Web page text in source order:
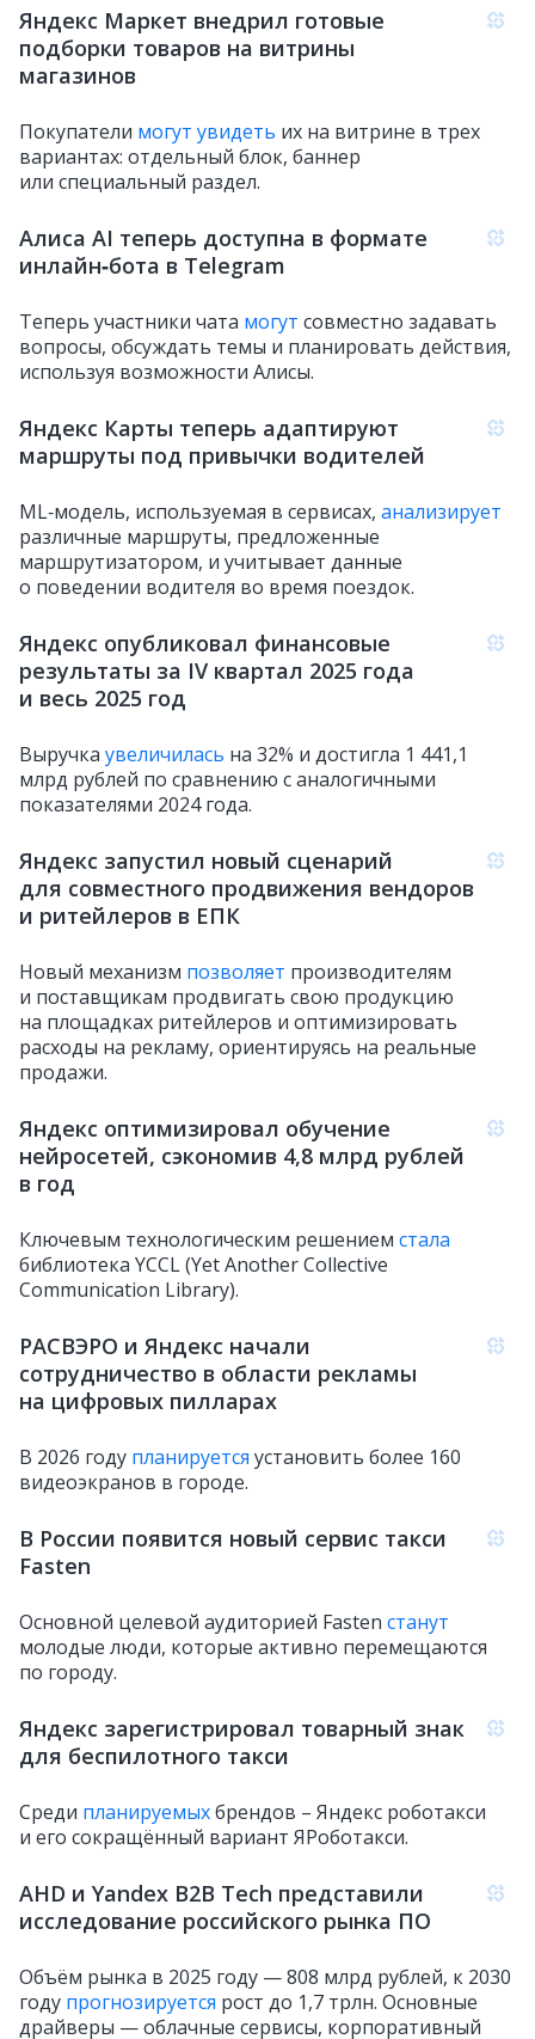
Яндекс Маркет внедрил готовые
подборки товаров на витрины
магазинов
Покупатели могут увидеть их на витрине в трех
вариантах: отдельный блок, баннер
или специальный раздел.
Алиса AI теперь доступна в формате
инлайн‑бота в Telegram
Теперь участники чата могут совместно задавать
вопросы, обсуждать темы и планировать действия,
используя возможности Алисы.
Яндекс Карты теперь адаптируют
маршруты под привычки водителей
ML‑модель, используемая в сервисах, анализирует
различные маршруты, предложенные
маршрутизатором, и учитывает данные
о поведении водителя во время поездок.
Яндекс опубликовал финансовые
результаты за IV квартал 2025 года
и весь 2025 год
Выручка увеличилась на 32% и достигла 1 441,1
млрд рублей по сравнению с аналогичными
показателями 2024 года.
Яндекс запустил новый сценарий
для совместного продвижения вендоров
и ритейлеров в ЕПК
Новый механизм позволяет производителям
и поставщикам продвигать свою продукцию
на площадках ритейлеров и оптимизировать
расходы на рекламу, ориентируясь на реальные
продажи.
Яндекс оптимизировал обучение
нейросетей, сэкономив 4,8 млрд рублей
в год
Ключевым технологическим решением стала
библиотека YCCL (Yet Another Collective
Communication Library).
РАСВЭРО и Яндекс начали
сотрудничество в области рекламы
на цифровых пилларах
В 2026 году планируется установить более 160
видеоэкранов в городе.
В России появится новый сервис такси
Fasten
Основной целевой аудиторией Fasten станут
молодые люди, которые активно перемещаются
по городу.
Яндекс зарегистрировал товарный знак
для беспилотного такси
Среди планируемыхбрендов – Яндекс роботакси
и его сокращённый вариант ЯРоботакси.
AHD и Yandex B2B Tech представили
исследование российского рынка ПО
Объём рынка в 2025 году — 808 млрд рублей, к 2030
году прогнозируется рост до 1,7 трлн. Основные
драйверы — облачные сервисы, корпоративный